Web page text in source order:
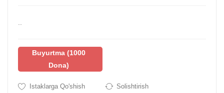
..
Buyurtma (1000
Dona)
Istaklarga Qo'shish Solishtirish